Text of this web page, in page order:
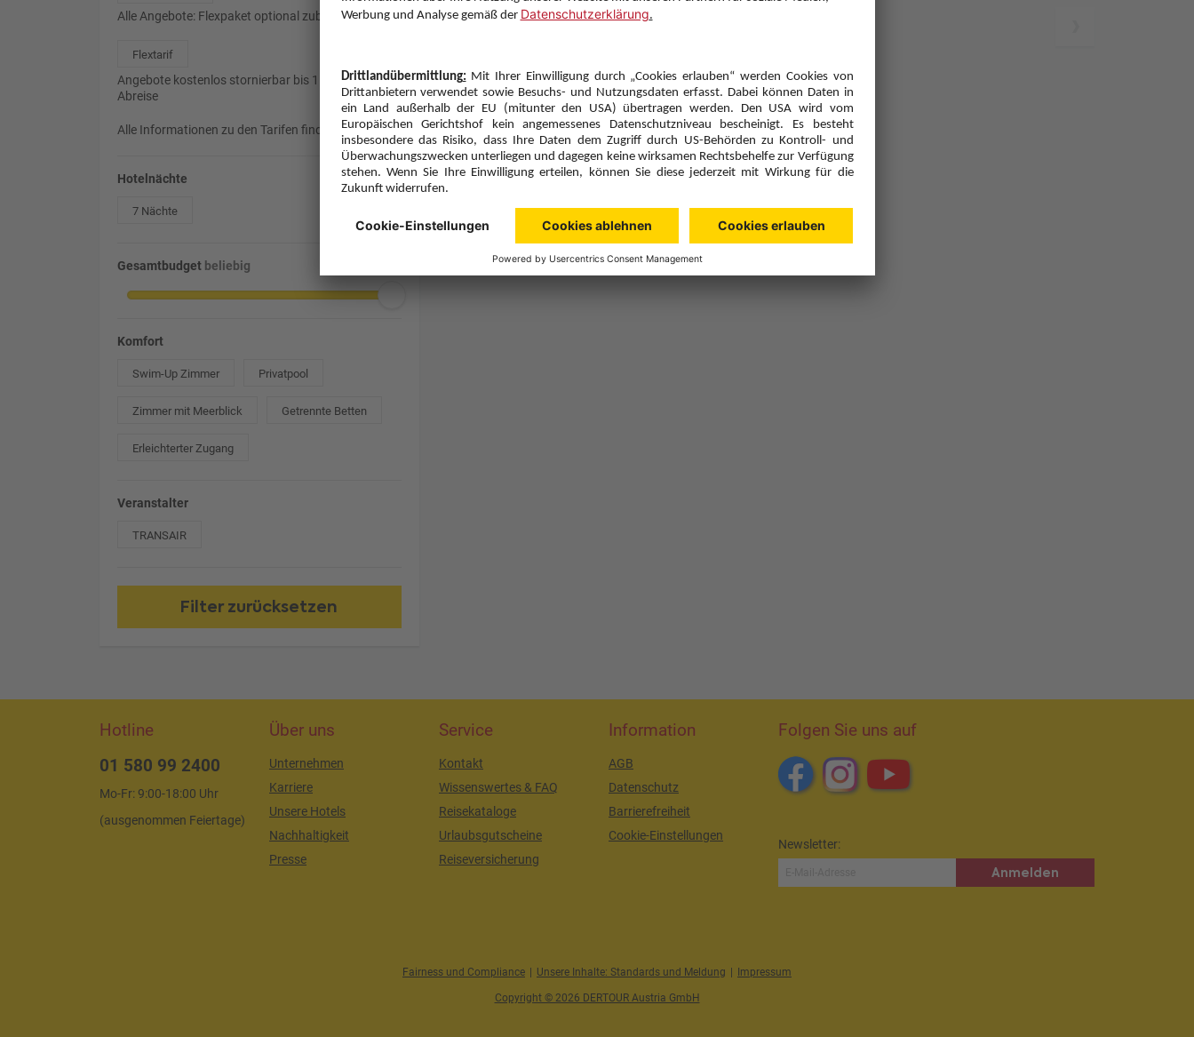
Alle Angebote: Flexpaket optional zubuchbar
Flextarif
Angebote kostenlos stornierbar bis 1 Tag vor
Abreise
Alle Informationen zu den Tarifen finden Siehier.
Hotelnächte
7 Nächte
Gesamtbudget beliebig
Komfort
Swim-Up Zimmer Privatpool
Zimmer mit Meerblick Getrennte Betten
Erleichterter Zugang
Veranstalter
TRANSAIR
Filter zurücksetzen
Hotline
01 580 99 2400
Mo-Fr: 9:00-18:00 Uhr
(ausgenommen Feiertage)
Über uns
Unternehmen
Karriere
Unsere Hotels
Nachhaltigkeit
Presse
Service
Kontakt
Wissenswertes & FAQ
Reisekataloge
Urlaubsgutscheine
Reiseversicherung
Information
AGB
Datenschutz
Barrierefreiheit
Cookie-Einstellungen
Folgen Sie uns auf
Newsletter:
Anmelden
Fairness und Compliance | Unsere Inhalte: Standards und Meldung | Impressum
Copyright © 2026 DERTOUR Austria GmbH